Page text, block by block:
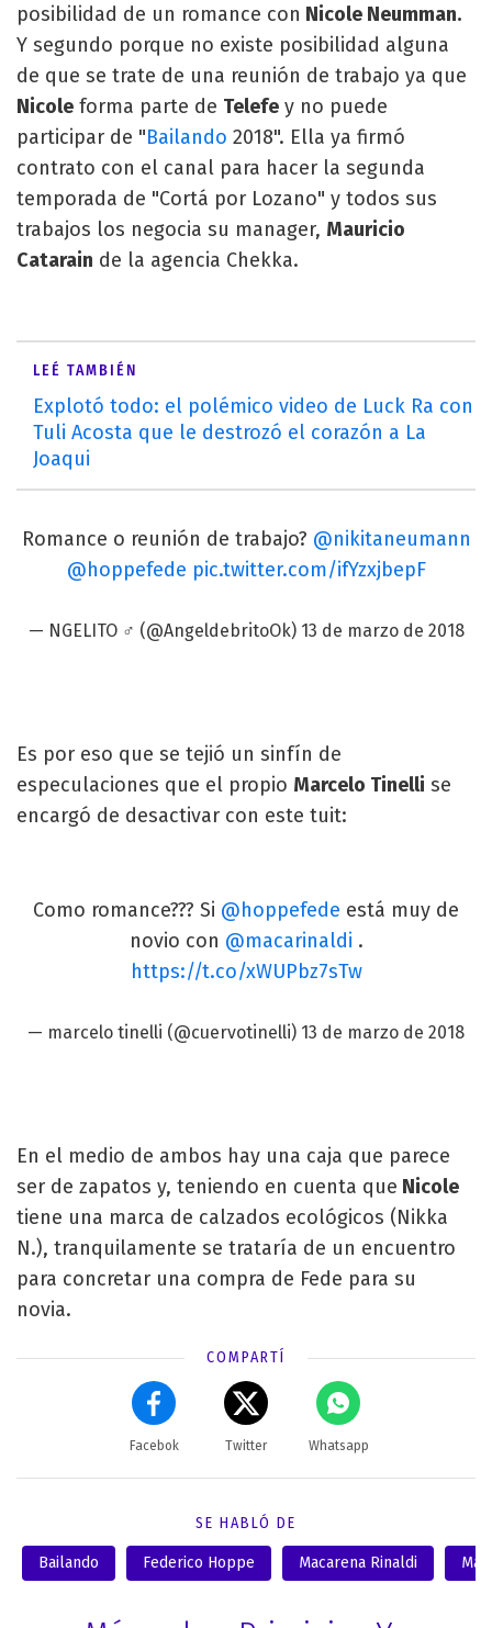
posibilidad de un romance con Nicole Neumman.
Y segundo porque no existe posibilidad alguna
de que se trate de una reunión de trabajo ya que
Nicole forma parte de Telefe y no puede
participar de "Bailando 2018". Ella ya firmó
contrato con el canal para hacer la segunda
temporada de "Cortá por Lozano" y todos sus
trabajos los negocia su manager, Mauricio
Catarain de la agencia Chekka.
LEÉ TAMBIÉN
Explotó todo: el polémico video de Luck Ra con
Tuli Acosta que le destrozó el corazón a La
Joaqui
Romance o reunión de trabajo? @nikitaneumann
@hoppefede pic.twitter.com/ifYzxjbepF
— ️NGELITO ♂️ (@AngeldebritoOk) 13 de marzo de 2018
Es por eso que se tejió un sinfín de
especulaciones que el propio Marcelo Tinelli se
encargó de desactivar con este tuit:
Como romance??? Si @hoppefede está muy de
novio con @macarinaldi .
https://t.co/xWUPbz7sTw
— marcelo tinelli (@cuervotinelli) 13 de marzo de 2018
En el medio de ambos hay una caja que parece
ser de zapatos y, teniendo en cuenta que Nicole
tiene una marca de calzados ecológicos (Nikka
N.), tranquilamente se trataría de un encuentro
para concretar una compra de Fede para su
novia.
COMPARTÍ
Facebok Twitter Whatsapp
SE HABLÓ DE
Bailando Federico Hoppe Macarena Rinaldi